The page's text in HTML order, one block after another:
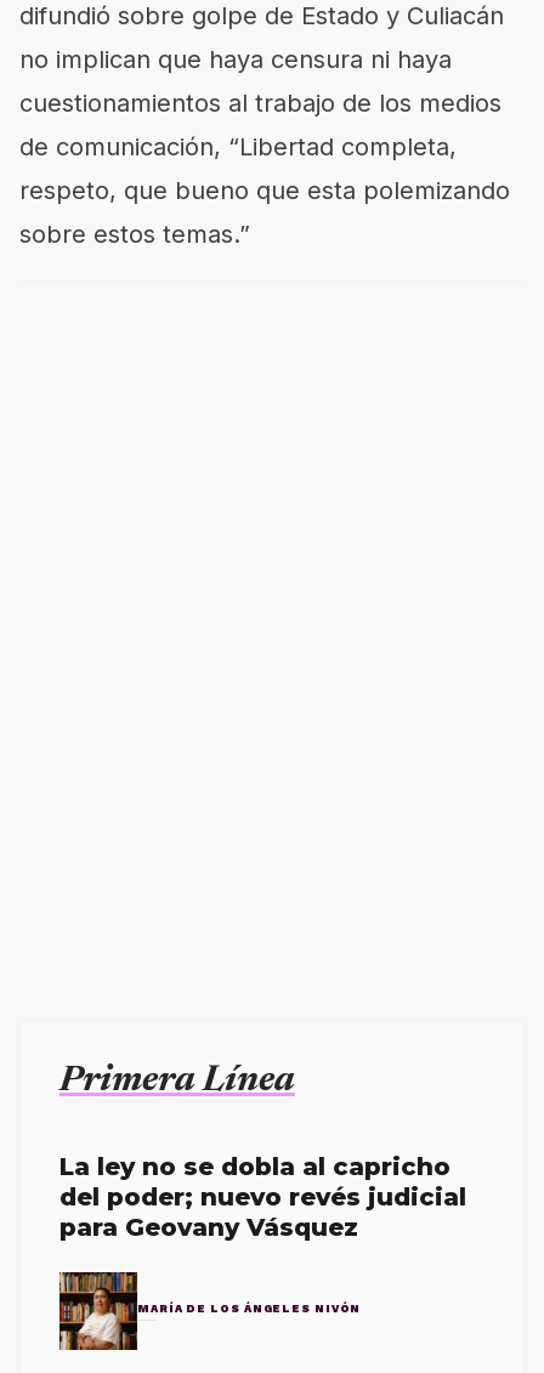
difundió sobre golpe de Estado y Culiacán
no implican que haya censura ni haya
cuestionamientos al trabajo de los medios
de comunicación, “Libertad completa,
respeto, que bueno que esta polemizando
sobre estos temas.”
Primera Línea
La ley no se dobla al capricho
del poder; nuevo revés judicial
para Geovany Vásquez
MARÍA DE LOS ÁNGELES NIVÓN